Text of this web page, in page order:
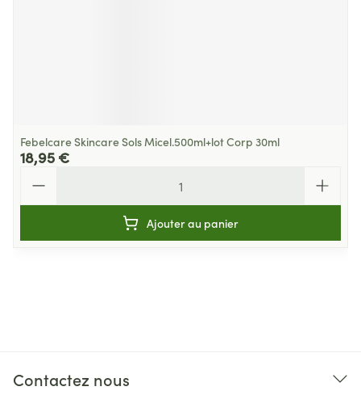
Febelcare Skincare Sols Micel.500ml+lot Corp 30ml
18,95 €
Ajouter au panier
Contactez nous